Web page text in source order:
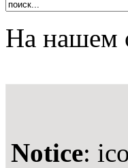
На нашем
Notice: